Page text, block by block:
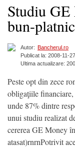
Studiu
bun-
Autor: Bancherul.ro
Publicat la: 2008-11-
Ultima actualizare:
Peste opt din zece
obligaţiile
unde 87% dintre
unui studiu realizat
cererea GE Money
atasat)rnrnPotrivit